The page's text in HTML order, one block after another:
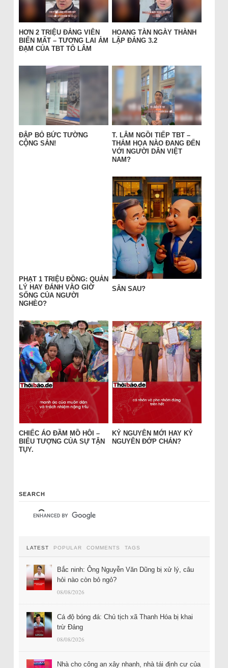
HƠN 2 TRIỆU ĐẢNG VIÊN
BIẾN MẤT – TƯƠNG LAI ẢM
ĐẠM CỦA TBT TÔ LÂM
HOANG TÀN NGÀY THÀNH
LẬP ĐẢNG 3.2
ĐẬP BỎ BỨC TƯỜNG
CỘNG SẢN!
T. LÂM NGỒI TIẾP TBT –
THẢM HỌA NÀO ĐANG ĐẾN
VỚI NGƯỜI DÂN VIỆT
NAM?
PHẠT 1 TRIỆU ĐỒNG: QUẢN
LÝ HAY ĐÁNH VÀO GIỜ
SỐNG CỦA NGƯỜI
NGHÈO?
SÂN SAU?
CHIẾC ÁO ĐẦM MỒ HÔI –
BIỂU TƯỢNG CỦA SỰ TẬN
TỤY.
KỶ NGUYÊN MỚI HAY KỶ
NGUYÊN ĐỚP CHÁN?
SEARCH
LATEST POPULAR COMMENTS TAGS
Bắc ninh: Ông Nguyễn Văn Dũng bị xử lý, câu
hỏi nào còn bỏ ngỏ?
08/08/2026
Cá độ bóng đá: Chủ tịch xã Thanh Hóa bị khai
trừ Đảng
08/08/2026
Nhà cho công an xây nhanh, nhà tái định cư của